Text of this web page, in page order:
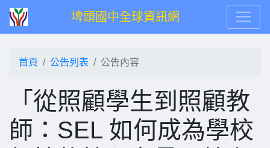
埤頭國中全球資訊網
首頁 公告列表 公告內容
「從照顧學生到照顧教
師：SEL 如何成為學校